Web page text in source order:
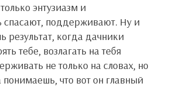
энтузиазм и
спасают, поддерживают. Ну и
результат, когда дачники
тебе, возлагать на тебя
не только на словах, но
понимаешь, что вот он главный